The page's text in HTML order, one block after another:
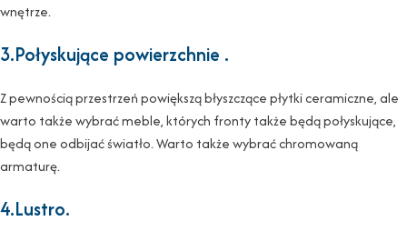
wnętrze.
3.Połyskujące powierzchnie .
Z pewnością przestrzeń powiększą błyszczące płytki ceramiczne, ale
warto także wybrać meble, których fronty także będą połyskujące,
będą one odbijać światło. Warto także wybrać chromowaną
armaturę.
4.Lustro.